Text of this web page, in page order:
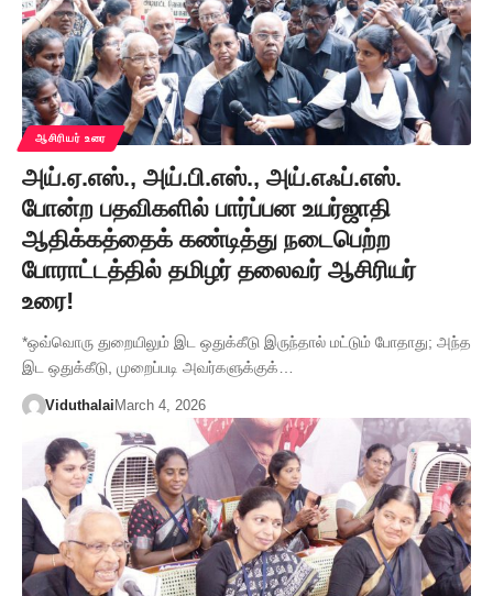
ஆசிரியர் உரை
அய்.ஏ.எஸ்., அய்.பி.எஸ்., அய்.எஃப்.எஸ்.
போன்ற பதவிகளில் பார்ப்பன உயர்ஜாதி
ஆதிக்கத்தைக் கண்டித்து நடைபெற்ற
போராட்டத்தில் தமிழர் தலைவர் ஆசிரியர்
உரை!
*ஒவ்வொரு துறையிலும் இட ஒதுக்கீடு இருந்தால் மட்டும் போதாது; அந்த
இட ஒதுக்கீடு, முறைப்படி அவர்களுக்குக்…
ViduthalaiMarch 4, 2026